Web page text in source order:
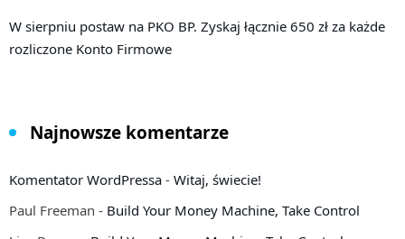
W sierpniu postaw na PKO BP. Zyskaj łącznie 650 zł za każde
rozliczone Konto Firmowe
Najnowsze komentarze
Komentator WordPressa - Witaj, świecie!
Paul Freeman - Build Your Money Machine, Take Control